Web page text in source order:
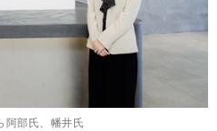
阿部氏、幡井氏